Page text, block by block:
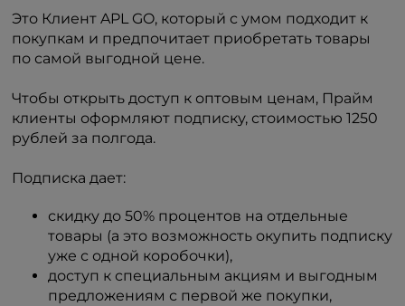
Это Клиент APL GO, который с умом подходит к
покупкам и предпочитает приобретать товары
по самой выгодной цене.
Чтобы открыть доступ к оптовым ценам, Прайм
клиенты оформляют подписку, стоимостью 1250
рублей за полгода.
Подписка дает:
скидку до 50% процентов на отдельные
товары (а это возможность окупить подписку
уже с одной коробочки),
доступ к специальным акциям и выгодным
предложениям с первой же покупки,